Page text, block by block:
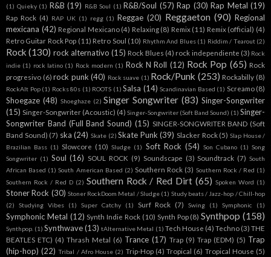
(1) Quieky (1) R&B (19) R&B Soul (1) R&B/Soul (57) Rap (30) Rap Metal (19)
Rap Rock (4) RAP UK (1) regg (1) Reggae (20) Reggaeton (90) Regional
mexicana (42) Regional Mexicano (4) Relaxing (8) Remix (11) Remix (official) (4)
Retro Guitar Rock Pop (11) Retro Soul (10) Rhythm And Blues (1) Riddim / Tearout (2)
Rock (130) rock alternativo (15) Rock Blues (4) rock independiente (3) Rock
indie (1) rock latino (1) Rock modern (1) Rock N Roll (12) Rock Pop (65) Rock
progresivo (6) rock punk (40) Rock suave (1) Rock/Punk (253) Rockabilly (8)
RockAlt Pop (1) Rocks 80s (1) ROOTS (1) Salsa (14) Scandinavian Based (1) Screamo (8)
Shoegaze (48) Shoeghaze (2) Singer Songwriter (83) Singer-Songwriter
(15) Singer-Songwriter (Acoustic) (4) Singer-Songwriter (Soft Band Sound) (1) Singer-
Songwriter Band (Full Band Sound) (15) SINGER-SONGWRITER BAND (Soft
Band Sound) (7) ska (24) Skate (2) Skate Punk (39) Slacker Rock (5) Slap House /
Brazilian Bass (1) Slowcore (10) Sludge (1) Soft Rock (54) Son Cubano (1) Song
Songwriter (1) Soul (16) SOUL ROCK (9) Soundscape (3) Soundtrack (7) South
African Based (1) South American Based (2) Southern Rock (3) Southern Rock / Red (1)
Southern Rock / Red D (2) Southern Rock / Red Dirt (65) Spoken Word (1)
Stoner Rock (30) Stoner RockDoom Metal / Sludge (1) Study beats / Jazz-hop / Chill-hop
(2)
Studying Vibes (1) Super Catchy (1) Surf Rock (7) Swing (1) Symphonic (1)
Symphonic Metal (12) Synth Indie Rock (10) Synth Pop (8) Synthpop (158)
Synthpop. (1) Synthwave (13) tAlternative Metal (1) Tech House (4) Techno (3) THE
BEATLES ETC) (4) Thrash Metal (6) Trance (17) Trap (9) Trap (EDM) (5) Trap
(hip-hop) (22) Tribal / Afro House (2) Trip-Hop (4) Tropical (6) Tropical House (5)